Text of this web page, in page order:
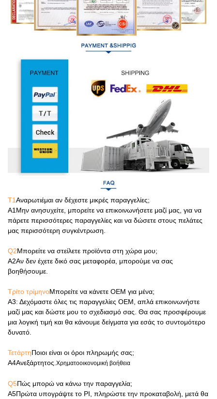
Τ1Αναρωτιέμαι αν δέχεστε μικρές παραγγελίες;
Α1 Μην ανησυχείτε, μπορείτε να επικοινωνήσετε μαζί μας, για να
πάρετε περισσότερες παραγγελίες και να δώσετε στους πελάτες
μας περισσότερη συγκέντρωση.
Q2Μπορείτε να στείλετε προϊόντα στη χώρα μου;
Α2Αν δεν έχετε δικό σας μεταφορέα, μπορούμε να σας
βοηθήσουμε.
Τρίτο τρίμηνοΜπορείτε να κάνετε OEM για μένα;
Α3: Δεχόμαστε όλες τις παραγγελίες OEM, απλά επικοινωνήστε
μαζί μας και δώστε μου το σχεδιασμό σας. Θα σας προσφέρουμε
μια λογική τιμή και θα κάνουμε δείγματα για εσάς το συντομότερο
δυνατό.
ΤετάρτηΠοιοι είναι οι όροι πληρωμής σας;
Α4Ανεξάρτητος. Χρηματοοικονομική βοήθεια
Q5Πώς μπορώ να κάνω την παραγγελία;
Α5Πρώτα υπογράψτε το PI, πληρώστε την προκαταβολή, μετά θα